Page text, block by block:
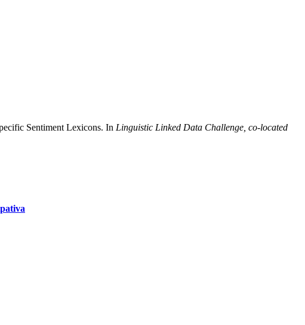
Sentiment Lexicons. In Linguistic Linked Data Challenge, co-located